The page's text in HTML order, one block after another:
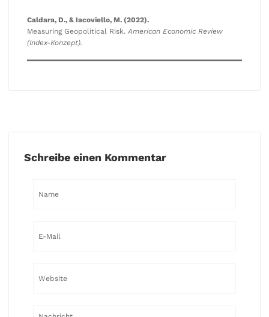
Caldara, D., & Iacoviello, M. (2022).
Measuring Geopolitical Risk. American Economic Review
(Index-Konzept).
Schreibe einen Kommentar